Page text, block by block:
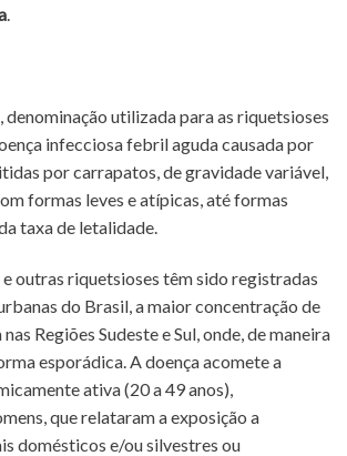
.
denominação utilizada para as riquetsioses
infecciosa febril aguda causada por
por carrapatos, de gravidade variável,
formas leves e atípicas, até formas
taxa de letalidade.
outras riquetsioses têm sido registradas
do Brasil, a maior concentração de
Regiões Sudeste e Sul, onde, de maneira
esporádica. A doença acomete a
ativa (20 a 49 anos),
que relataram a exposição a
domésticos e/ou silvestres ou